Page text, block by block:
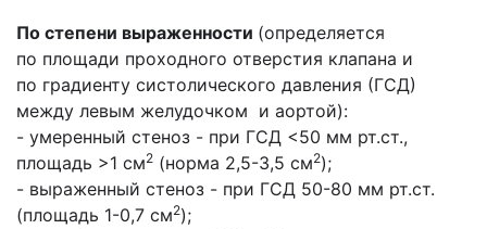
По степени выраженности (определяется
по площади проходного отверстия клапана и
по градиенту систолического давления (ГСД)
между левым желудочком и аортой):
- умеренный стеноз - при ГСД <50 мм рт.ст.,
площадь >1 см2 (норма 2,5-3,5 см2);
- выраженный стеноз - при ГСД 50-80 мм рт.ст.
(площадь 1-0,7 см2);